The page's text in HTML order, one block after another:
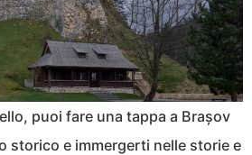
puoi fare una tappa a Brașov
storico e immergerti nelle storie e